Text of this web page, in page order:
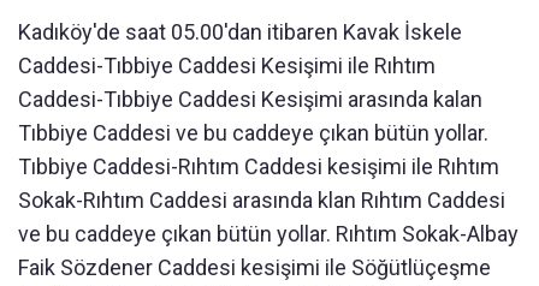
Kadıköy'de saat 05.00'dan itibaren Kavak İskele
Caddesi-Tıbbiye Caddesi Kesişimi ile Rıhtım
Caddesi-Tıbbiye Caddesi Kesişimi arasında kalan
Tıbbiye Caddesi ve bu caddeye çıkan bütün yollar.
Tıbbiye Caddesi-Rıhtım Caddesi kesişimi ile Rıhtım
Sokak-Rıhtım Caddesi arasında klan Rıhtım Caddesi
ve bu caddeye çıkan bütün yollar. Rıhtım Sokak-Albay
Faik Sözdener Caddesi kesişimi ile Söğütlüçeşme